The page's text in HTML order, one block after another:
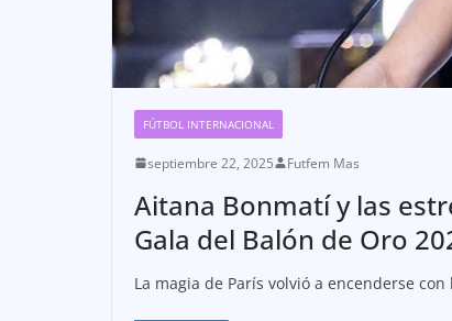
FÚTBOL INTERNACIONAL
septiembre 22, 2025 Futfem Mas
Aitana Bonmatí y las
Gala del Balón de Oro
La magia de París volvió a encenderse